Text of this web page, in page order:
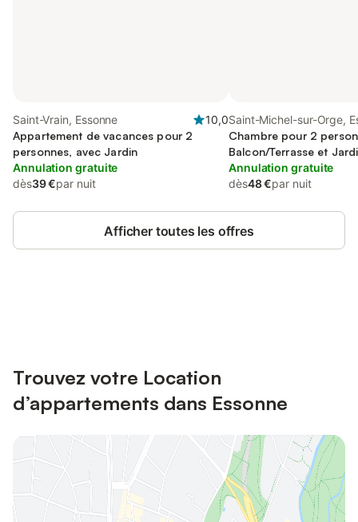
Saint-Vrain, Essonne
10,0
Appartement de vacances pour 2
personnes, avec Jardin
Annulation gratuite
dès39 €par nuit
Saint-Michel-sur-Orge,
Chambre pour 2
Balcon/Terrasse et
Annulation gratuite
dès48 €par nuit
Afficher toutes les offres
Trouvez votre Location
d’appartements dans Essonne